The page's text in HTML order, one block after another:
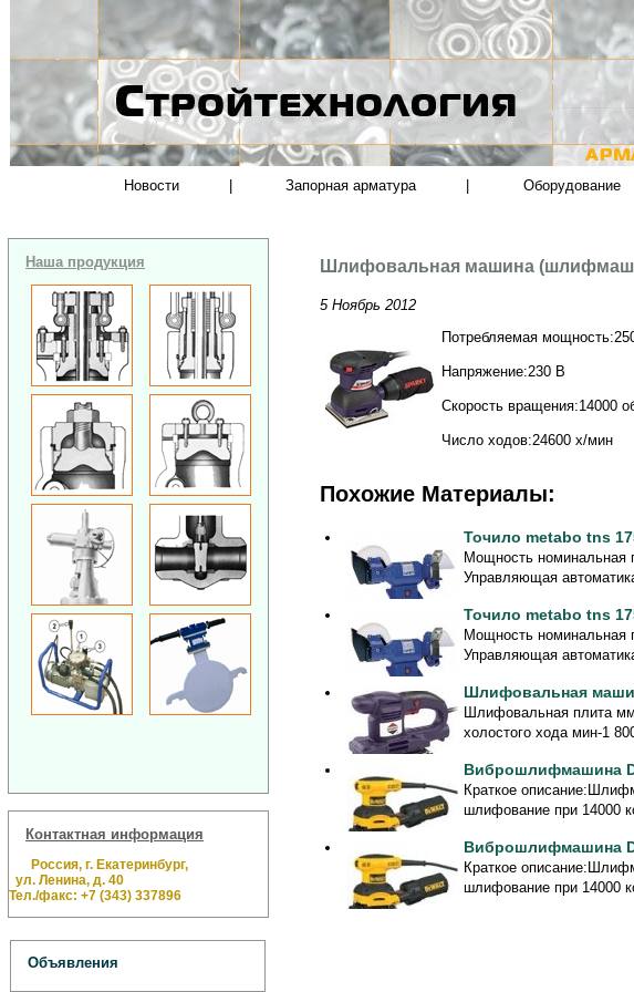
Новости Запорная арматура Оборудование
Наша продукция
Контактная информация
Россия, г. Екатеринбург,
ул. Ленина, д. 40
Тел./факс: +7 (343) 337896
Объявления
Шлифовальная машина
5 Ноябрь 2012
Потребляемая
Напряжение:230 В
Скорость вращения:14000
Число ходов:24600 х/мин
Похожие Материалы:
Точило metabo tns
Мощность номинальная
Управляющая
Точило metabo tns
Мощность номинальная
Управляющая
Шлифовальная
Шлифовальная плита
холостого хода мин-1
Виброшлифмашина
Краткое
шлифование при 14000
Виброшлифмашина
Краткое
шлифование при 14000